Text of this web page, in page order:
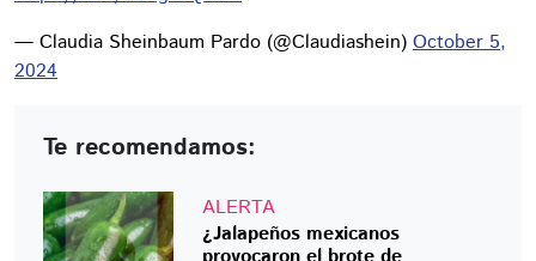
— Claudia Sheinbaum Pardo (@Claudiashein) October 5,
2024
Te recomendamos:
ALERTA
¿Jalapeños mexicanos